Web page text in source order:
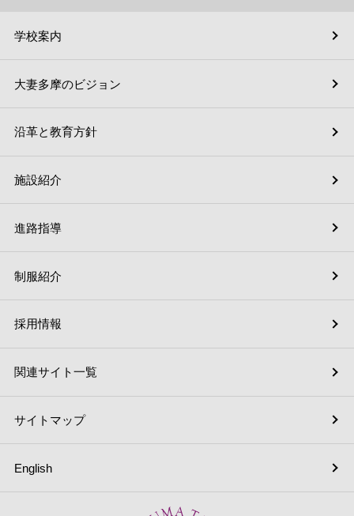
学校案内
施設紹介
採用情報
English
大妻多摩のビジョン
進路指導
関連サイト一覧
沿革と教育方針
制服紹介
サイトマップ